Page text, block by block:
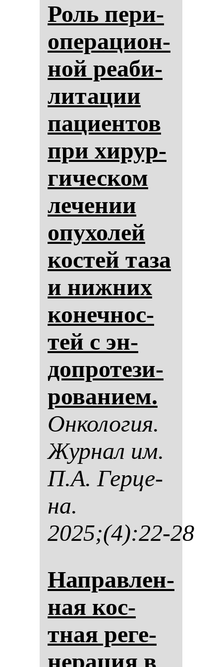
Роль пе­ри­
опе­ра­ци­он­
ной ре­аби­
ли­та­ции
па­ци­ен­тов
при хи­рур­
ги­чес­ком
ле­че­нии
опу­хо­лей
кос­тей та­за
и ниж­них
ко­неч­нос­
тей с эн­
доп­ро­те­зи­
ро­ва­ни­ем.
Он­ко­ло­гия.
Жур­нал им.
П.А. Гер­це­
на.
2025;(4):22-28
Нап­рав­лен­
ная кос­
тная ре­ге­
не­ра­ция в